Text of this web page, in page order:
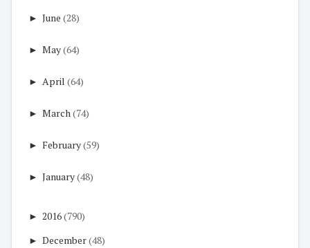
► June (28)
► May(64)
► April (64)
► March(74)
► February(59)
► January(48)
► 2016(790)
► December(48)